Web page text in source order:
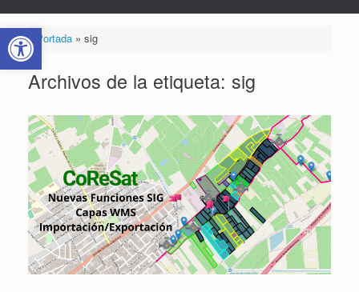
Abrir barra de herramientas
Portada» sig
Archivos de la etiqueta: sig